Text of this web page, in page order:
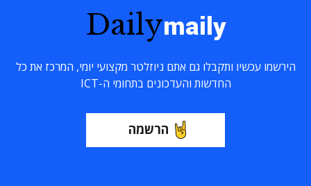
Dailymaily
הירשמו עכשיו ותקבלו גם אתם ניוזלטר מקצועי יומי, המרכז את כל
החדשות והעדכונים בתחומי ה-ICT
הרשמה